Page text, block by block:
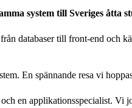
system till Sveriges åtta
databaser till front-end och
En spännande resa vi
en applikationsspecialist. Vi